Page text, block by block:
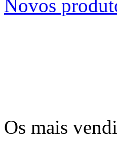
Novos
Os mais